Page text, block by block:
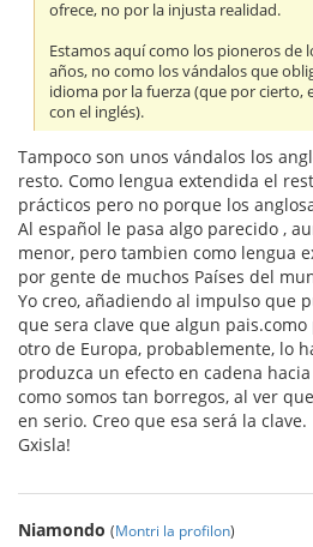
ofrece, no por la injusta realidad.
Estamos aquí como los pioneros de
años, no como los vándalos que
idioma por la fuerza (que por cierto,
con el inglés).
Tampoco son unos vándalos los
resto. Como lengua extendida el
prácticos pero no porque los
Al español le pasa algo parecido ,
menor, pero tambien como lengua
por gente de muchos Países del
Yo creo, añadiendo al impulso que
que sera clave que algun
otro de Europa, probablemente, lo
produzca un efecto en cadena
como somos tan borregos, al ver
en serio. Creo que esa será la clave.
Gxisla!
Niamondo (Montri la profilon)